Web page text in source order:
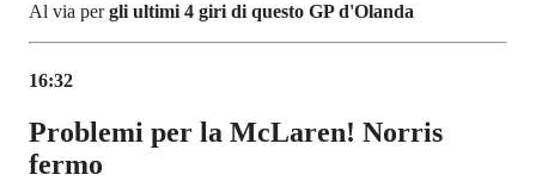
Al via pergli ultimi 4 giri di questo GP d'Olanda
16:32
Problemi per la McLaren! Norris
fermo